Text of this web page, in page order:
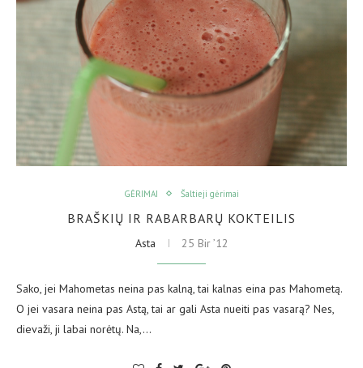
GĖRIMAI Šaltieji gėrimai
BRAŠKIŲ IR RABARBARŲ KOKTEILIS
Asta 25 Bir ’12
Sako, jei Mahometas neina pas kalną, tai kalnas eina pas Mahometą.
O jei vasara neina pas Astą, tai ar gali Asta nueiti pas vasarą? Nes,
dievaži, ji labai norėtų. Na,…